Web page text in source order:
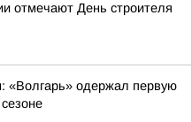
отмечают День строителя
«Волгарь» одержал первую